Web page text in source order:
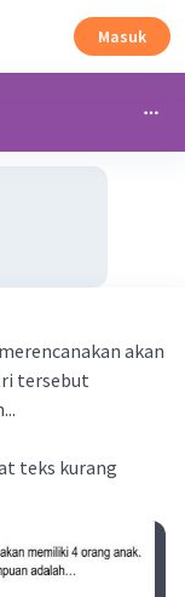
Masuk
akan
tersebut
teks kurang